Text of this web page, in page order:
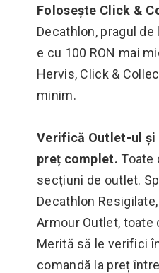
Folosește Click &
Decathlon, pragul
e cu 100 RON mai
Hervis, Click &
minim.
Verifică Outlet-ul
preț complet. Toate
secțiuni de outlet.
Decathlon
Armour Outlet, toate
Merită să le verifici
comandă la preț